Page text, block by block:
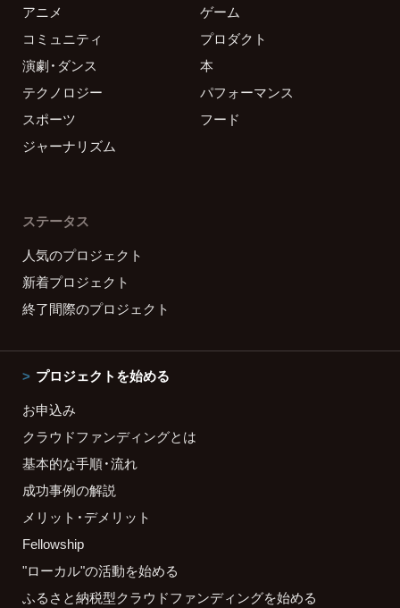
アニメ
ゲーム
コミュニティ
プロダクト
演劇・ダンス
本
テクノロジー
パフォーマンス
スポーツ
フード
ジャーナリズム
ステータス
人気のプロジェクト
新着プロジェクト
終了間際のプロジェクト
プロジェクトを始める
お申込み
クラウドファンディングとは
基本的な手順・流れ
成功事例の解説
メリット・デメリット
Fellowship
"ローカル"の活動を始める
ふるさと納税型クラウドファンディングを始める